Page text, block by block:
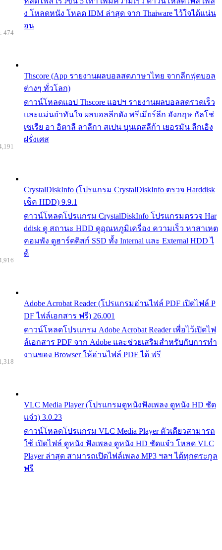
ง โหลดหนัง โหลด IDM ล่าสุด จาก Thaiware ไว้ใจได้แน่น
อน
Thscore (App รายงานผลบอลสดภาษาไทย จากลีกฟุตบอล
ต่างๆ ทั่วโลก)
ดาวน์โหลดแอป Thscore แอปฯ รายงานผลบอลสดรวดเร็ว
และแม่นยำทันใจ ผลบอลลีกดัง พรีเมียร์ลีก อังกฤษ กัลโช่
เซเรีย อา อิตาลี ลาลีกา สเปน บุนเดสลีก้า เยอรมัน ลีกเอิง
ฝรั่งเศส
474
CrystalDiskInfo (โปรแกรม CrystalDiskInfo ตรวจ Harddisk
เช็ค HDD) 9.9.1
ดาวน์โหลดโปรแกรม CrystalDiskInfo โปรแกรมตรวจ Har
ddisk ดู สถานะ HDD ดูอุณหภูมิเครื่อง ความเร็ว หาสาเหต
คอมพัง ดูฮาร์ดดิสก์ SSD ทั้ง Internal และ External HDD ไ
ด้
Adobe Acrobat Reader (โปรแกรมอ่านไฟล์ PDF เปิดไฟล์ P
DF ไฟล์เอกสาร ฟรี) 26.001
ดาวน์โหลดโปรแกรม Adobe Acrobat Reader เพื่อไว้เปิดไฟ
ล์เอกสาร PDF จาก Adobe และช่วยเสริมสำหรับกับการทำ
งานของ Browser ให้อ่านไฟล์ PDF ได้ ฟรี
VLC Media Player (โปรแกรมดูหนังฟังเพลง ดูหนัง HD ชัด
แจ๋ว) 3.0.23
ดาวน์โหลดโปรแกรม VLC Media Player ตัวเดียวสามารถ
ใช้ เปิดไฟล์ ดูหนัง ฟังเพลง ดูหนัง HD ชัดแจ๋ว โหลด VLC
Player ล่าสุด สามารถเปิดไฟล์เพลง MP3 ฯลฯ ได้ทุกตระกูล
ฟรี